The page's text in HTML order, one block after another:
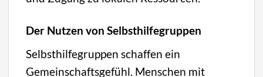
Der Nutzen von Selbsthilfegruppen
Selbsthilfegruppen schaffen ein
Gemeinschaftsgefühl. Menschen mit